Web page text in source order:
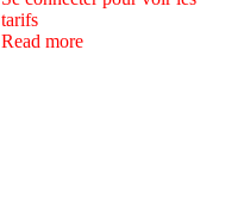
tarifs
Read more